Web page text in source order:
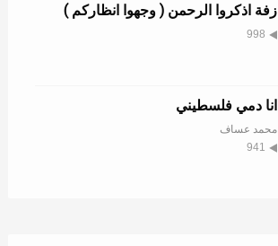
زفة اذكروا الرحمن ( وجهوا انظاركم )
998
انا دمي فلسطيني
محمد عساف
941